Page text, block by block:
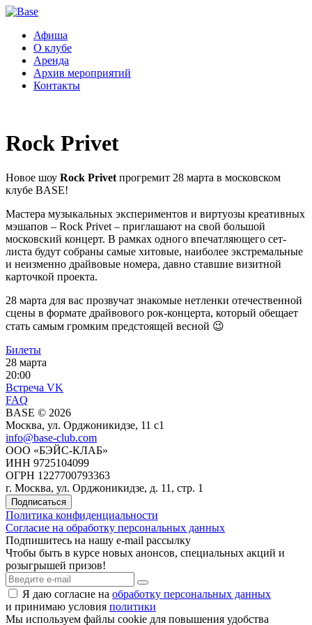
Афиша
О клубе
Аренда
Архив мероприятий
Контакты
Rock Privet
Новое шоу Rock Privet прогремит 28 марта в московском
клубе BASE!
Мастера музыкальных экспериментов и виртуозы креативных
мэшапов – Rock Privet – приглашают на свой большой
московский концерт. В рамках одного впечатляющего сет-
листа будут собраны самые хитовые, наиболее экстремальные
и неизменно драйвовые номера, давно ставшие визитной
карточкой проекта.
28 марта для вас прозвучат знакомые нетленки отечественной
сцены в формате драйвового рок-концерта, который обещает
стать самым громким предстоящей весной 😉
Билеты
28 марта
20:00
Встреча VK
FAQ
BASE © 2026
Москва, ул. Орджоникидзе, 11 c1
info@base-club.com
ООО «БЭЙС-КЛАБ»
ИНН 9725104099
ОГРН 1227700793363
г. Москва, ул. Орджоникидзе, д. 11, стр. 1
Подписаться
Политика конфиденциальности
Согласие на обработку персональных данных
Подпишитесь на нашу e-mail рассылку
Чтобы быть в курсе новых анонсов, специальных акций и
розыгрышей призов!
Я даю согласие на обработку персональных данных
и принимаю условия политики
Мы используем файлы cookie для повышения удобства